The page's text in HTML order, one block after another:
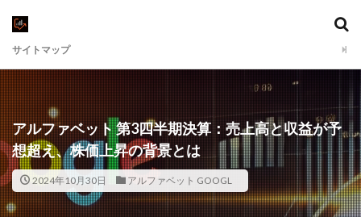
サイトマップ
アルファベット 第3四半期決算：売上高と収益が予
想超え、株価上昇の背景とは
2024年10月30日 アルファベット GOOGL